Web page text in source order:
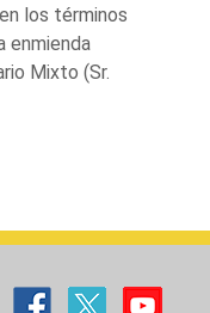
los términos
enmienda
Mixto (Sr.